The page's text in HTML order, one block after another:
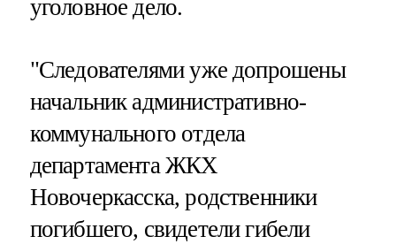
уголовное дело.
"Следователями уже допрошены
начальник административно-
коммунального отдела
департамента ЖКХ
Новочеркасска, родственники
погибшего, свидетели гибели